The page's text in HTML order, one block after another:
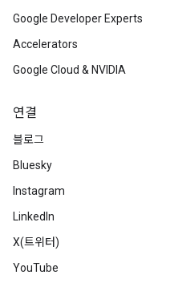
Google Developer Experts
Accelerators
Google Cloud & NVIDIA
연결
블로그
Bluesky
Instagram
LinkedIn
X(트위터)
YouTube